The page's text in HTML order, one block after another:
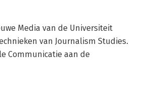
Media van de Universiteit
van Journalism Studies.
Communicatie aan de